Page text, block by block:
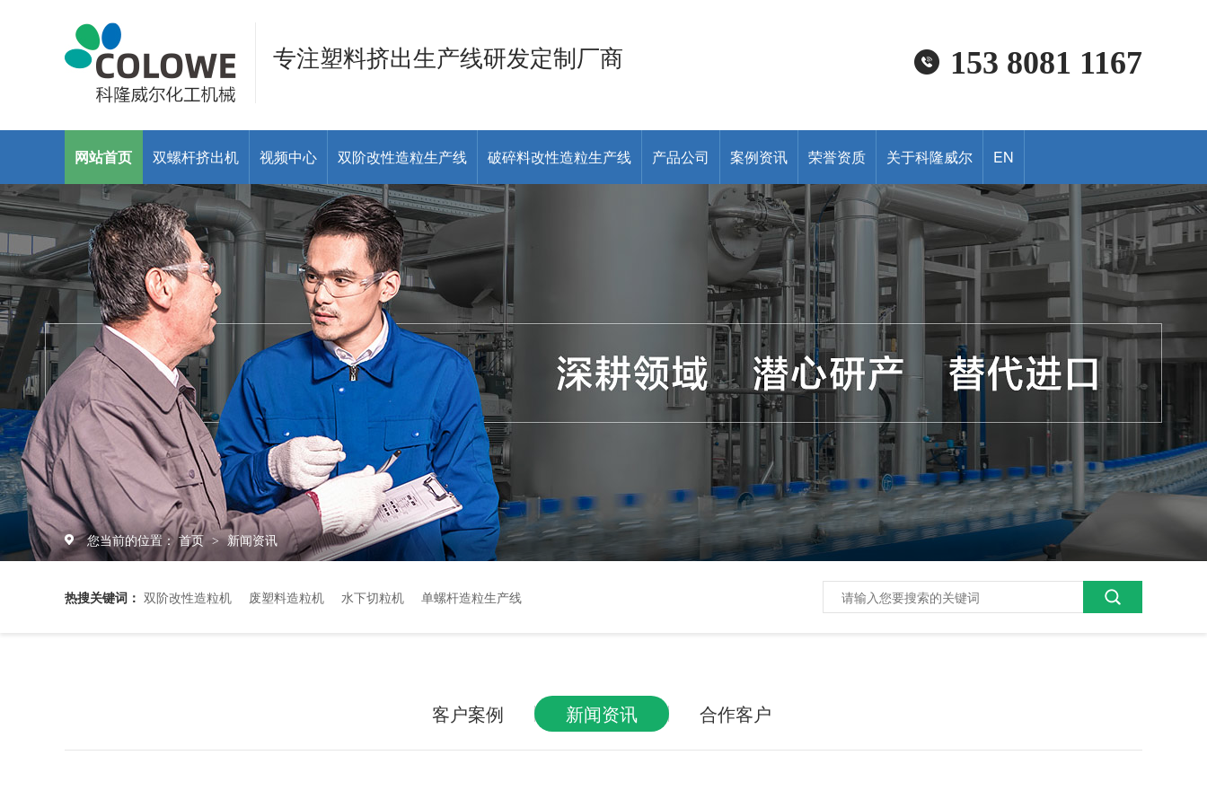
专注塑料挤出生产线研发定制厂商 153 8081 1167
网站首页 双螺杆挤出机 视频中心 双阶改性造粒生产线 破碎料改性造粒生产线 产品公司 案例资讯 荣誉资质 关于科隆威尔 EN
您当前的位置： 首页 > 新闻资讯
热搜关键词： 双阶改性造粒机 废塑料造粒机 水下切粒机 单螺杆造粒生产线
客户案例 新闻资讯 合作客户